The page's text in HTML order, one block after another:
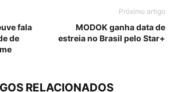
fala
de
Próximo artigo
MODOK ganha data de
estreia no Brasil pelo Star+
RELACIONADOS